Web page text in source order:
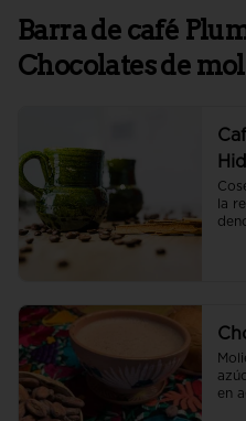
Barra de café
Chocolates de
la
en